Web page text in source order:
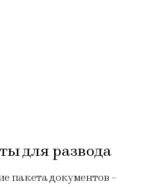
для развода
пакета документов –